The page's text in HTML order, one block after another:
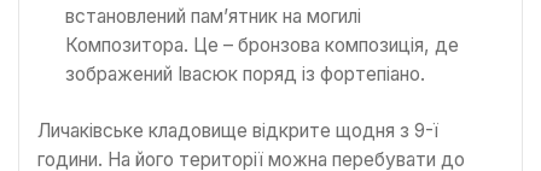
встановлений пам’ятник на могилі
Композитора. Це – бронзова композиція, де
зображений Івасюк поряд із фортепіано.
Личаківське кладовище відкрите щодня з 9-ї
години. На його території можна перебувати до